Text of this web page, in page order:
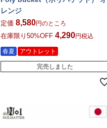
レンジ
定価 8,580 のところ
在庫限り50%OFF 4,290 税込
春夏 アウトレット
完売しました